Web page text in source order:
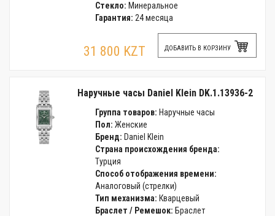
Стекло: Минеральное
Гарантия: 24 месяца
31 800 KZT ДОБАВИТЬ В КОРЗИНУ
Наручные часы Daniel Klein DK.1.13936-2
Группа товаров: Наручные часы
Пол: Женские
Бренд: Daniel Klein
Страна происхождения бренда:
Турция
Способ отображения времени:
Аналоговый (стрелки)
Тип механизма: Кварцевый
Браслет / Ремешок: Браслет